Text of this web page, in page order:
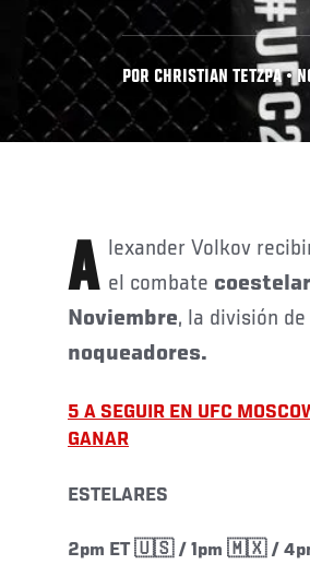
POR CHRISTIAN TETZPA •
Alexander Volkov recibirá en su casa a Greg Hardy para protagonizar el combate coestelar
Noviembre, la división
noqueadores.
5 A SEGUIR EN UFC
GANAR
ESTELARES
2pm ET 🇺🇸 / 1pm 🇲🇽 /